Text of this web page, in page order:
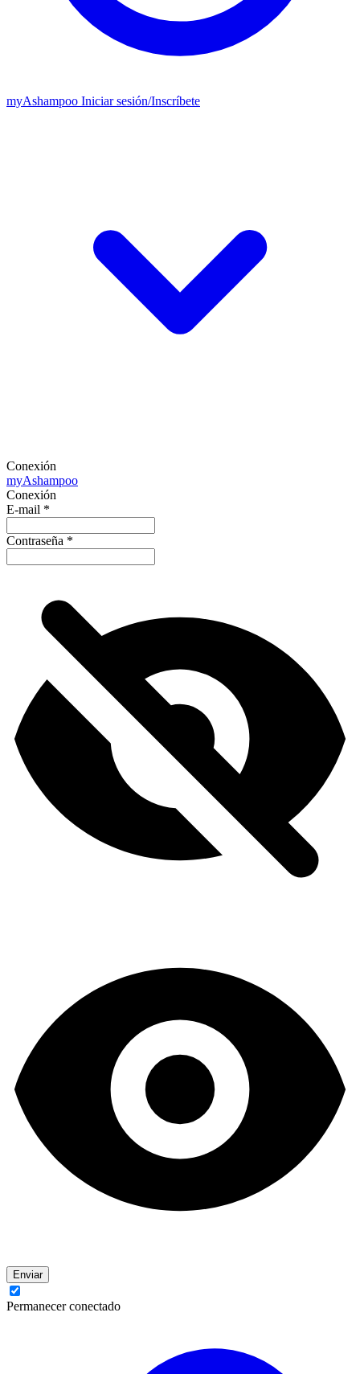
myAshampoo Iniciar sesión/Inscríbete
Conexión
myAshampoo
Conexión
E-mail *
Contraseña *
Enviar
Permanecer conectado